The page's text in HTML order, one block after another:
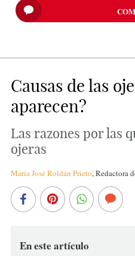
Causas de las
aparecen?
Las razones por las
ojeras
María José Roldán Prieto,Redactora
En este artículo